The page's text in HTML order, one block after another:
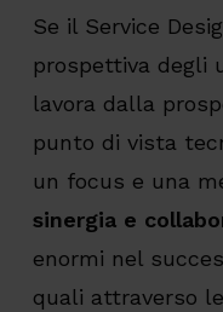
Se il Service
prospettiva degli
lavora dalla
punto di vista
un focus e una
sinergia e
enormi nel
quali attraverso